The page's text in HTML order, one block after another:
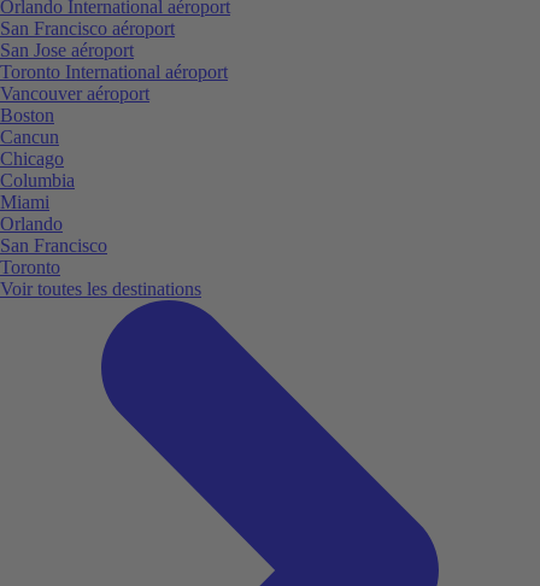
Orlando International aéroport
San Francisco aéroport
San Jose aéroport
Toronto International aéroport
Vancouver aéroport
Boston
Cancun
Chicago
Columbia
Miami
Orlando
San Francisco
Toronto
Voir toutes les destinations